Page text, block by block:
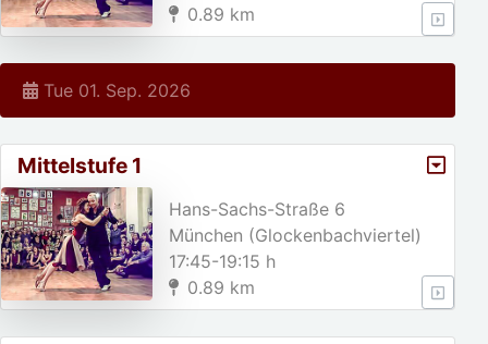
0.89 km
Tue 01. Sep. 2026
Mittelstufe 1
Hans-Sachs-Straße 6
München (Glockenbachviertel)
17:45-19:15 h
0.89 km